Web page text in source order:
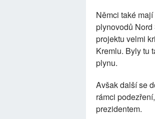
Němci také
plynovodů Nord
projektu velmi
Kremlu. Byly tu
plynu.
Avšak další se
rámci
prezidentem.